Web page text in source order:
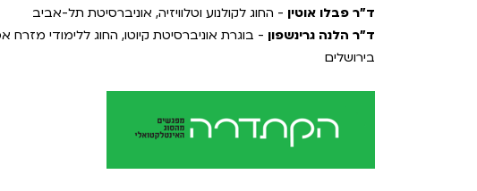
ד״ר פבלו אוטין - החוג לקולנוע וטלוויזיה, אוניברסיטת תל-אביב
ד"ר הלנה גרינשפון - בוגרת אוניברסיטת קיוטו, החוג ללימודי מזרח
בירושלים